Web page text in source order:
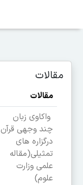
مقالات
مقالات
واکاوی زبان
چند وجهی قرآن
درگزاره های
تمثیلی(مقاله
علمی وزارت
علوم)